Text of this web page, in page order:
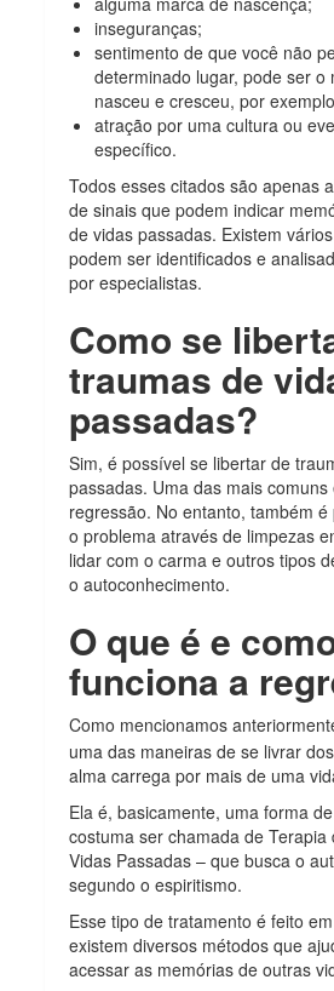
inseguranças;
sentimento de que você não
determinado lugar, pode ser o
nasceu e cresceu, por
atração por uma cultura ou
específico.
Todos esses citados são apenas
de sinais que podem indicar
de vidas passadas. Existem
podem ser identificados e
por especialistas.
Como se
traumas de
passadas?
Sim, é possível se libertar de
passadas. Uma das mais comuns
regressão. No entanto, também
o problema através de limpezas
lidar com o carma e outros tipos
o autoconhecimento.
O que é e
funciona a
Como mencionamos
uma das maneiras de se livrar
alma carrega por mais de uma
Ela é, basicamente, uma forma
costuma ser chamada de
Vidas Passadas – que busca o
segundo o espiritismo.
Esse tipo de tratamento é feito
existem diversos métodos que
acessar as memórias de outras